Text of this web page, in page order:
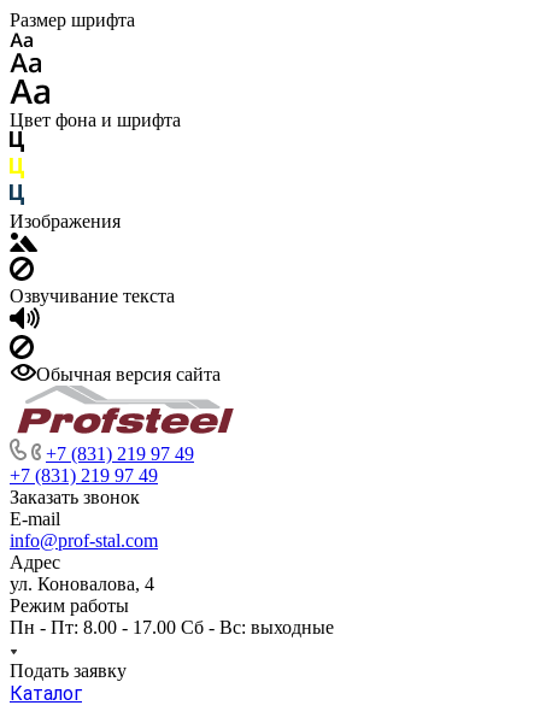
Размер шрифта
Цвет фона и шрифта
Изображения
Озвучивание текста
Обычная версия сайта
+7 (831) 219 97 49
+7 (831) 219 97 49
Заказать звонок
E-mail
info@prof-stal.com
Адрес
ул. Коновалова, 4
Режим работы
Пн - Пт: 8.00 - 17.00 Сб - Вс: выходные
Подать заявку
Каталог